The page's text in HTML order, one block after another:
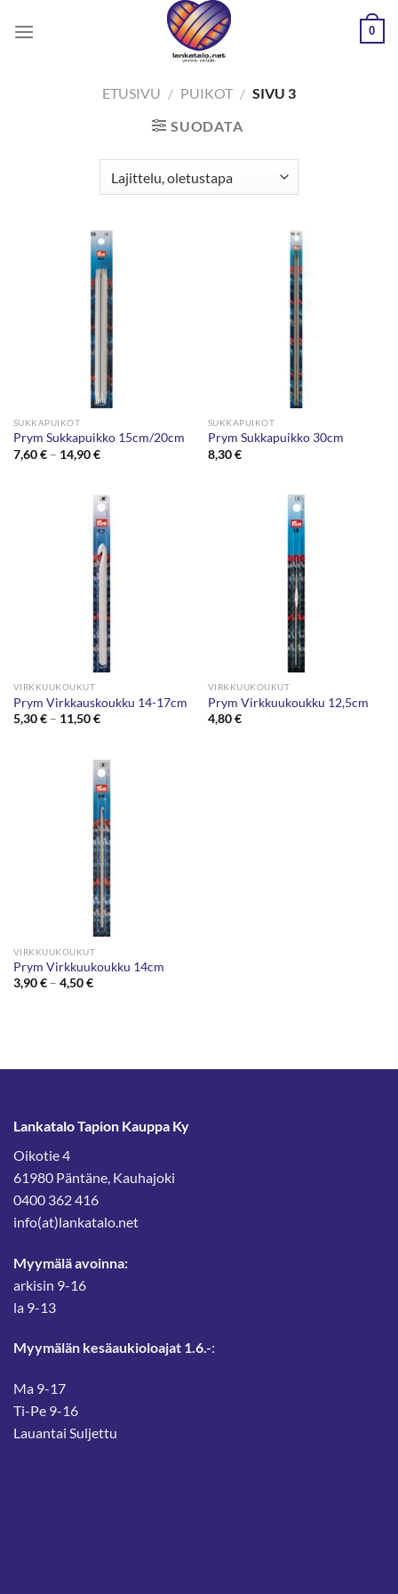
0
ETUSIVU / PUIKOT / SIVU 3
SUODATA
SUKKAPUIKOT
Prym Sukkapuikko 15cm/20cm
7,60€ – 14,90€Hintaluokka:
SUKKAPUIKOT
Prym Sukkapuikko 30cm
8,30€
VIRKKUUKOUKUT
Prym Virkkauskoukku 14-17cm
5,30€ – 11,50€Hintaluokka:
VIRKKUUKOUKUT
Prym Virkkuukoukku 12,5cm
4,80€
VIRKKUUKOUKUT
Prym Virkkuukoukku 14cm
3,90€ – 4,50€Hintaluokka:
Lankatalo Tapion Kauppa Ky
Oikotie 4
61980 Päntäne, Kauhajoki
0400 362 416
info(at)lankatalo.net
Myymälä avoinna:
arkisin 9-16
la 9-13
Myymälän kesäaukioloajat 1.6.-:
Ma 9-17
Ti-Pe 9-16
Lauantai Suljettu